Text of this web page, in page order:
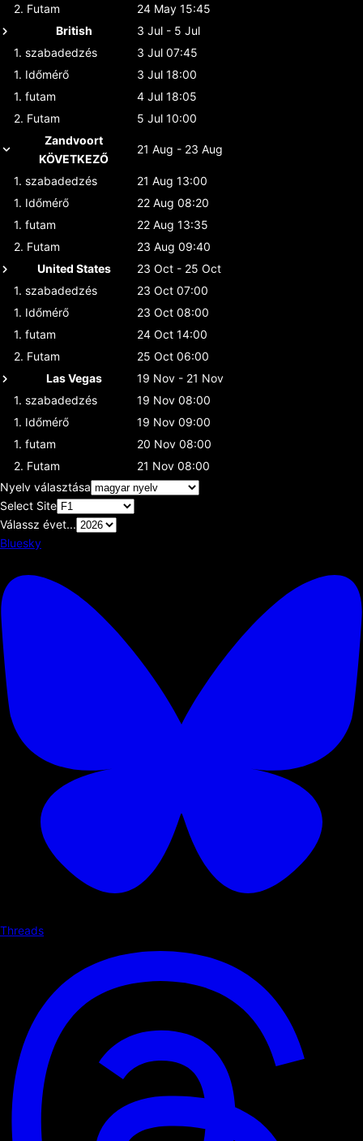
2. Futam
24 May 15:45
British
3 Jul - 5 Jul
1. szabadedzés
3 Jul 07:45
1. Időmérő
3 Jul 18:00
1. futam
4 Jul 18:05
2. Futam
5 Jul 10:00
Zandvoort
KÖVETKEZŐ
21 Aug - 23 Aug
1. szabadedzés
21 Aug 13:00
1. Időmérő
22 Aug 08:20
1. futam
22 Aug 13:35
2. Futam
23 Aug 09:40
United States
23 Oct - 25 Oct
1. szabadedzés
23 Oct 07:00
1. Időmérő
23 Oct 08:00
1. futam
24 Oct 14:00
2. Futam
25 Oct 06:00
Las Vegas
19 Nov - 21 Nov
1. szabadedzés
19 Nov 08:00
1. Időmérő
19 Nov 09:00
1. futam
20 Nov 08:00
2. Futam
21 Nov 08:00
Nyelv választása
Select Site
Válassz évet...
Bluesky
Threads